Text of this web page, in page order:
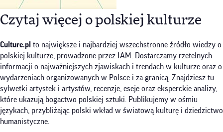
Czytaj więcej o polskiej kulturze
Culture.pl to największe i najbardziej wszechstronne źródło wiedzy o
polskiej kulturze, prowadzone przez IAM. Dostarczamy rzetelnych
informacji o najważniejszych zjawiskach i trendach w kulturze oraz o
wydarzeniach organizowanych w Polsce i za granicą. Znajdziesz tu
sylwetki artystek i artystów, recenzje, eseje oraz eksperckie analizy,
które ukazują bogactwo polskiej sztuki. Publikujemy w ośmiu
językach, przybliżając polski wkład w światową kulturę i dziedzictwo
humanistyczne.